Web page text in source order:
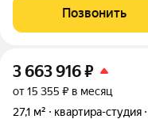
ВЗНОС в августе!
рассрочки от Застройщика!
Позвонить
3 663 916₽
от 15 355 ₽ в месяц
27,1 м²
квартира-студия